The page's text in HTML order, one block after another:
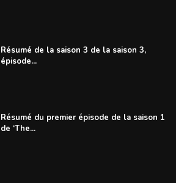
Résumé de la saison 3 de la saison 3,
épisode...
Résumé du premier épisode de la saison 1
de ‘The...